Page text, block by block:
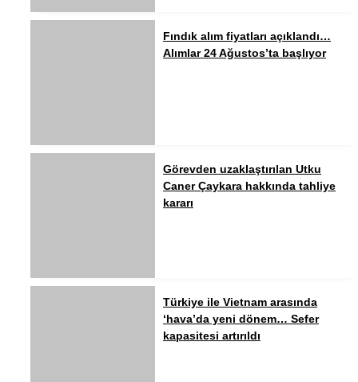
Fındık alım fiyatları açıklandı…
Alımlar 24 Ağustos’ta başlıyor
Görevden uzaklaştırılan Utku
Caner Çaykara hakkında tahliye
kararı
Türkiye ile Vietnam arasında
‘hava’da yeni dönem… Sefer
kapasitesi artırıldı